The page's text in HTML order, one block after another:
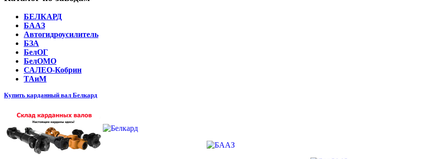
БЕЛКАРД
БААЗ
Автогидроусилитель
БЗА
БелОГ
БелОМО
САЛЕО-Кобрин
ТАиМ
Купить карданный вал Белкард